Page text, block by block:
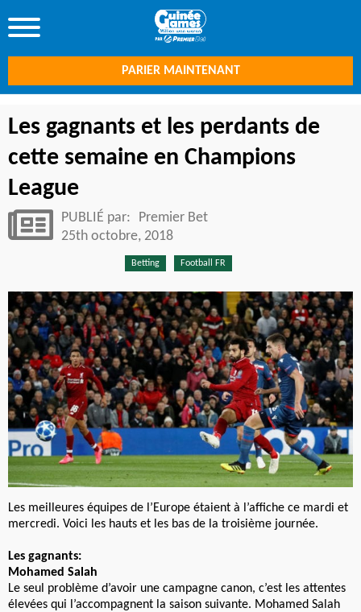
PARIER MAINTENANT
Les gagnants et les perdants de
cette semaine en Champions
League
PUBLIÉ par:
Premier Bet
25th octobre, 2018
Betting Football FR
Les meilleures équipes de l’Europe étaient à l’affiche ce mardi et
mercredi. Voici les hauts et les bas de la troisième journée.
Les gagnants:
Mohamed Salah
Le seul problème d’avoir une campagne canon, c’est les attentes
élevées qui l’accompagnent la saison suivante. Mohamed Salah